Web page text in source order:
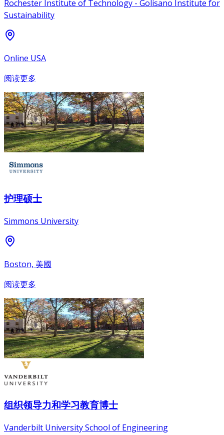
Rochester Institute of Technology - Golisano Institute for
Sustainability
Online USA
阅读更多
护理硕士
Simmons University
Boston, 美國
阅读更多
组织领导力和学习教育博士
Vanderbilt University School of Engineering